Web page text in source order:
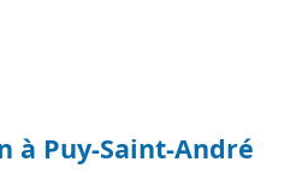
à Puy-Saint-André